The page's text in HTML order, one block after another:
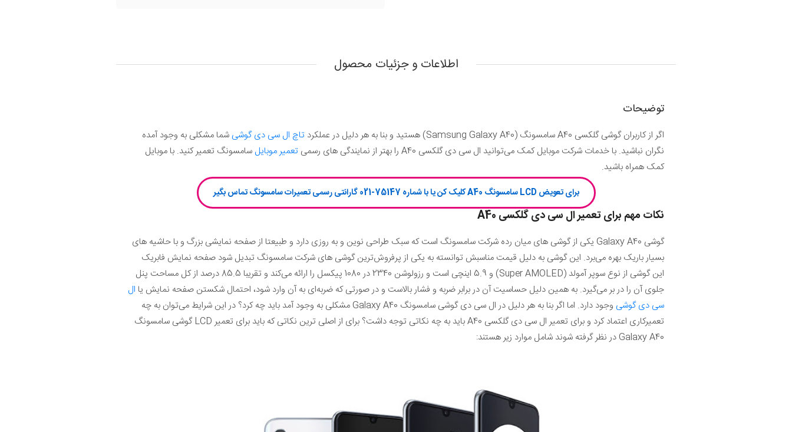
اطلاعات و جزئیات محصول
توضیحات
اگر از کاربران گوشی گلکسی A40 سامسونگ (Samsung Galaxy A40) هستید و بنا به هر دلیل در عملکرد تاچ ال سی دی گوشی شما مشکلی به وجود آمده
نگران نباشید. با خدمات شرکت موبایل کمک می‌توانید ال سی دی گلکسی A40 را بهتر از نمایندگی های رسمی
تعمیر موبایل سامسونگ تعمیر کنید. با موبایل
کمک همراه باشید.
برای تعویض LCD سامسونگ A40 کلیک کن یا با شماره 75147-021 گارانتی رسمی تعمیرات سامسونگ تماس بگیر
نکات مهم برای تعمیر ال سی دی گلکسی A40
گوشی Galaxy A40 یکی از گوشی های میان رده شرکت سامسونگ است که سبک طراحی نوین و به روزی دارد و طبیعتا از صفحه نمایشی بزرگ و با حاشیه های
بسیار باریک بهره می‌برد. این گوشی به دلیل قیمت مناسبش توانسته به یکی از پرفروش‌ترین گوشی های شرکت سامسونگ تبدیل شود صفحه نمایش فابریک
این گوشی از نوع سوپر آمولد (Super AMOLED) و 5.9 اینچی است و رزولوشن 2340 در 1080 پیکسل را ارائه می‌کند و تقریبا 85.5 درصد از کل مساحت پنل
جلوی آن را در بر می‌گیرد. به همین دلیل حساسیت آن در برابر ضربه و فشار بالاست و در صورتی که ضربه‌ای به آن وارد شود، احتمال شکستن صفحه نمایش یا ال
سی دی گوشی
وجود دارد. اما اگر بنا به هر دلیل در ال سی دی گوشی سامسونگ Galaxy A40 مشکلی به وجود آمد باید چه کرد؟ در این شرایط می‌توان به چه
تعمیرکاری اعتماد کرد و برای تعمیر ال سی دی گلکسی A40 باید به چه نکاتی توجه داشت؟ برای از اصلی ترین نکاتی که باید برای تعمیر LCD گوشی سامسونگ
Galaxy A40 در نظر گرفته شوند شامل موارد زیر هستند: